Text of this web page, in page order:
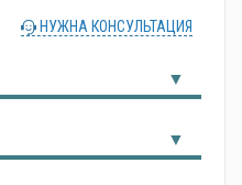
НУЖНА КОНСУЛЬТАЦИЯ